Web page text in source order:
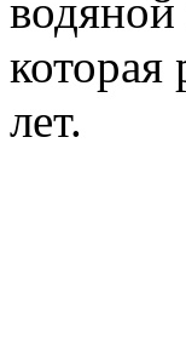
водяной
лет.